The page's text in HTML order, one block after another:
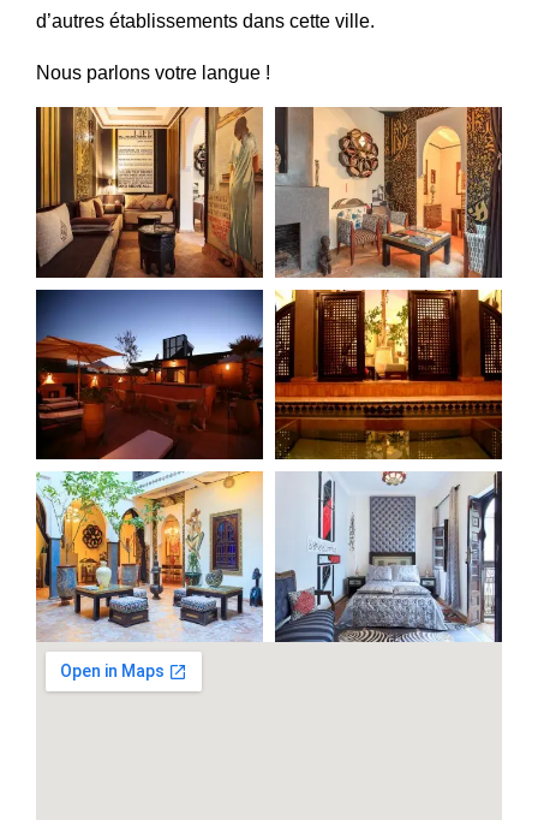
d’autres établissements dans cette ville.
Nous parlons votre langue !